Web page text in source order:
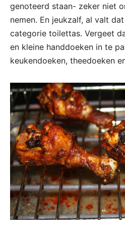
genoteerd staan- zeker niet
nemen. En jeukzalf, al valt
categorie toilettas. Vergeet
en kleine handdoeken in te
keukendoeken, theedoeken